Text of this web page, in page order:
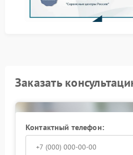
Заказать
Контактный телефон: